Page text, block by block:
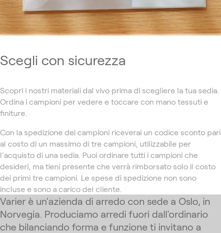
Scegli con sicurezza
Scopri i nostri materiali dal vivo prima di scegliere la tua sedia.
Ordina i campioni per vedere e toccare con mano tessuti e
finiture.
Con la spedizione dei campioni riceverai un codice sconto pari
al costo di un massimo di tre campioni, utilizzabile per
l'acquisto di una sedia. Puoi ordinare tutti i campioni che
desideri, ma tieni presente che verrà rimborsato solo il costo
dei primi tre campioni. Le spese di spedizione non sono
incluse e sono a carico del cliente.
Varier è un'azienda di arredo con sede a Oslo, in
Norvegia. Produciamo arredi fuori dall'ordinario
che bilanciando forma e funzione ti invitano a